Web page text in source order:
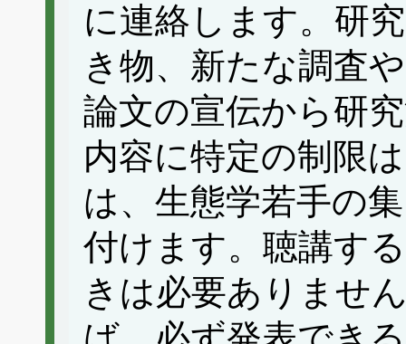
に連絡します。研
き物、新たな調査
論文の宣伝から研
内容に特定の制限
は、生態学若手の
付けます。聴講す
きは必要ありませ